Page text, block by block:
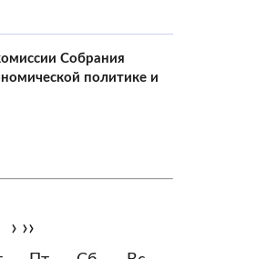
Собрания
политике и
› ››